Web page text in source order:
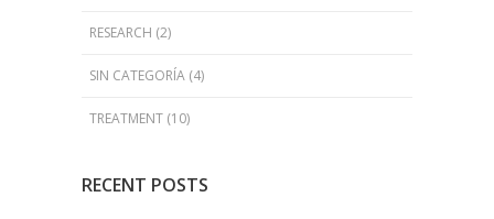
RESEARCH (2)
SIN CATEGORÍA (4)
TREATMENT (10)
RECENT POSTS